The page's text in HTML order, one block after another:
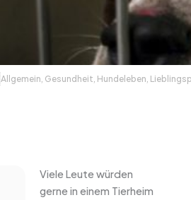
Allgemein Gesundheit Hundeleben
Viele Leute würden
gerne in einem Tierheim